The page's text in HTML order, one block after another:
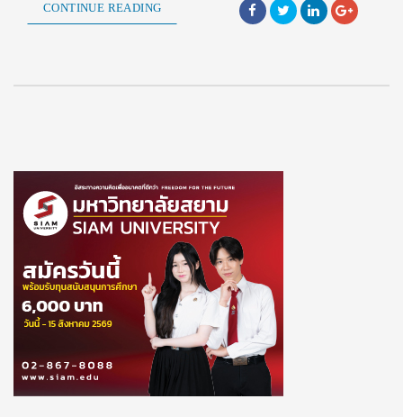
CONTINUE READING